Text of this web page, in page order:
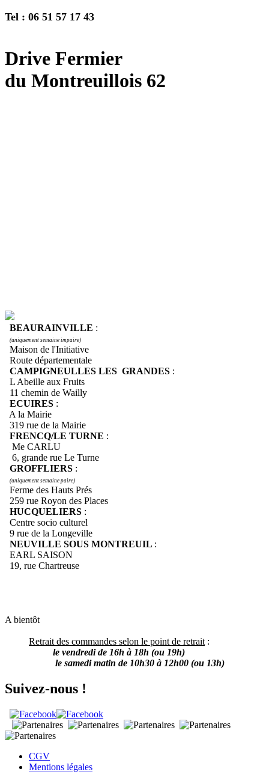
Tel : 06 51 57 17 43
Drive Fermier
du Montreuillois 62
BEAURAINVILLE :
(uniquement semaine impaire)
Maison de l'Initiative
Route départementale
CAMPIGNEULLES LES GRANDES :
L Abeille aux Fruits
11 chemin de Wailly
ECUIRES :
A la Mairie
319 rue de la Mairie
FRENCQ/LE TURNE :
Me CARLU
6, grande rue Le Turne
GROFFLIERS :
(uniquement semaine paire)
Ferme des Hauts Prés
259 rue Royon des Places
HUCQUELIERS :
Centre socio culturel
9 rue de la Longeville
NEUVILLE SOUS MONTREUIL :
EARL SAISON
19, rue Chartreuse
A bientôt
Retrait des commandes selon le point de retrait :
le vendredi de 16h à 18h (ou 19h)
le samedi matin de 10h30 à 12h00 (ou 13h)
Suivez-nous !
CGV
Mentions légales